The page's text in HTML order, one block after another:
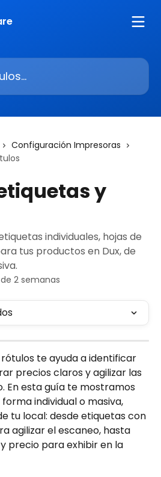
Configuración Impresoras
y
individuales, hojas de
tus productos en Dux, de
2 semanas
te ayuda a identificar
precios claros y agilizar las
En esta guía te mostramos
individual o masiva,
tu local: desde etiquetas con
agilizar el escaneo, hasta
precio para exhibir en la